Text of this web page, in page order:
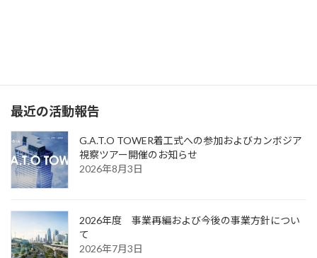
最近の活動報告
G.A.T.O TOWER着工式への参加およびカンボジア
視察ツアー開催のお知らせ
2026年8月3日
2026年度 事業再編および今後の事業方針につい
て
2026年7月3日